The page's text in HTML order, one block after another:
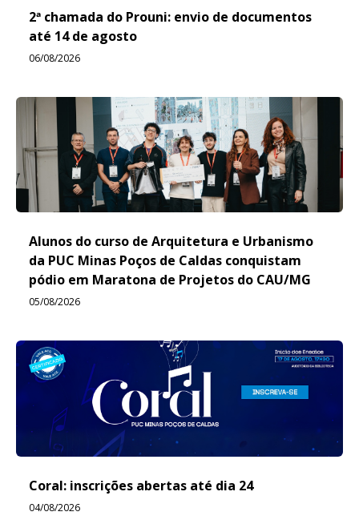
2ª chamada do Prouni: envio de documentos
até 14 de agosto
06/08/2026
Alunos do curso de Arquitetura e Urbanismo
da PUC Minas Poços de Caldas conquistam
pódio em Maratona de Projetos do CAU/MG
05/08/2026
Coral: inscrições abertas até dia 24
04/08/2026